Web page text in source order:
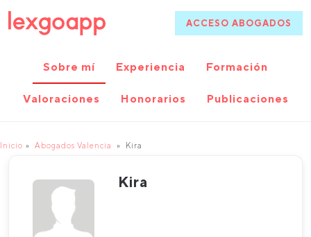
ACCESO ABOGADOS
Sobre mí Experiencia Formación
Valoraciones Honorarios Publicaciones
Inicio Abogados Valencia Kira
Kira